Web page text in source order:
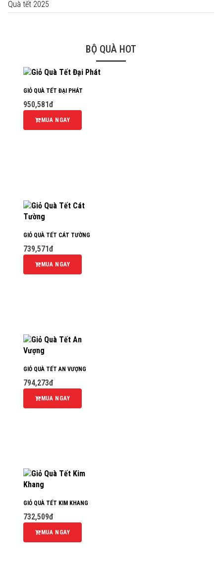
Quà tết 2025
BỘ QUÀ HOT
GIỎ QUÀ TẾT ĐẠI PHÁT
950,581đ
MUA NGAY
GIỎ QUÀ TẾT CÁT TƯỜNG
739,571đ
MUA NGAY
GIỎ QUÀ TẾT AN VƯỢNG
794,273đ
MUA NGAY
GIỎ QUÀ TẾT KIM KHANG
732,509đ
MUA NGAY